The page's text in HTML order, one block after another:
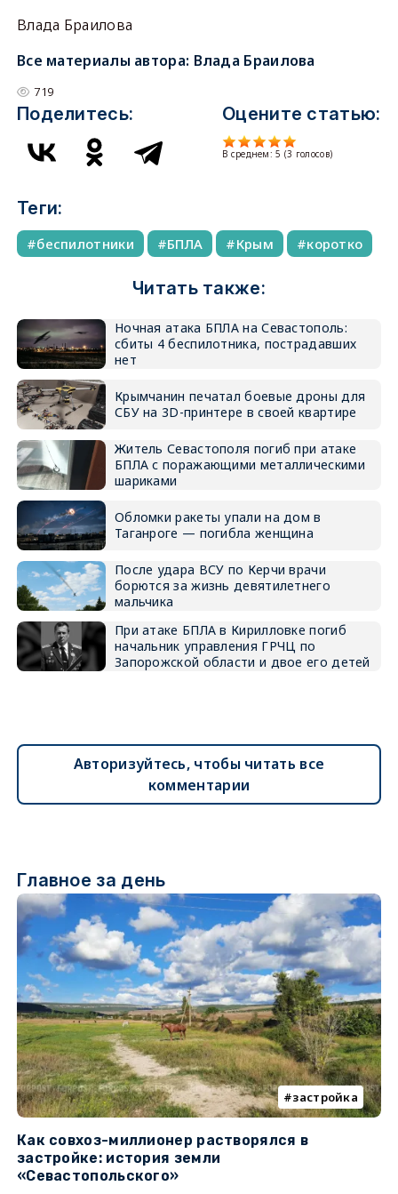
Влада Браилова
Все материалы автора: Влада Браилова
719
Поделитесь: Оцените статью:
В среднем:5 (3 голосов)
Теги:
беспилотники БПЛА Крым коротко
Читать также:
Ночная атака БПЛА на Севастополь:
сбиты 4 беспилотника, пострадавших
нет
Крымчанин печатал боевые дроны для
СБУ на 3D-принтере в своей квартире
Житель Севастополя погиб при атаке
БПЛА с поражающими металлическими
шариками
Обломки ракеты упали на дом в
Таганроге — погибла женщина
После удара ВСУ по Керчи врачи
борются за жизнь девятилетнего
мальчика
При атаке БПЛА в Кирилловке погиб
начальник управления ГРЧЦ по
Запорожской области и двое его детей
Авторизуйтесь, чтобы читать все
комментарии
Главное за день
застройка
Как совхоз-миллионер растворялся в
застройке: история земли
«Севастопольского»